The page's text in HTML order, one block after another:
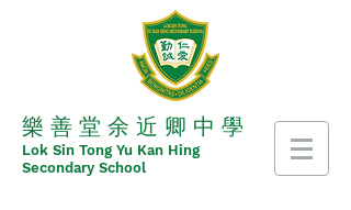
​​樂 善 堂 余 近 卿 中 學
​​Lok Sin Tong Yu Kan Hing
Secondary School